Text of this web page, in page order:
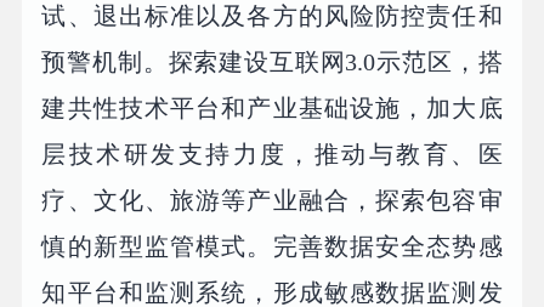
试、退出标准以及各方的风险防控责任和
预警机制。探索建设互联网3.0示范区，搭
建共性技术平台和产业基础设施，加大底
层技术研发支持力度，推动与教育、医
疗、文化、旅游等产业融合，探索包容审
慎的新型监管模式。完善数据安全态势感
知平台和监测系统，形成敏感数据监测发